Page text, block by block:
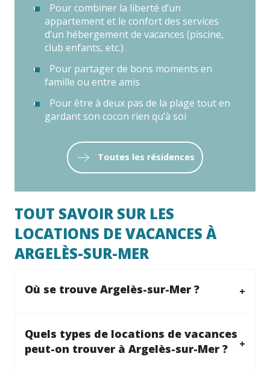
Pour combiner la liberté d’un
appartement et le confort des services
d’un hébergement de vacances (piscine,
club enfants, etc.)
Pour partager de bons moments en
famille ou entre amis
Pour être à deux pas de la plage tout en
gardant son cocon rien qu’à soi
Toutes les résidences
TOUT SAVOIR SUR LES
LOCATIONS DE VACANCES À
ARGELÈS-SUR-MER
Où se trouve Argelès-sur-Mer ?
Quels types de locations de vacances
peut-on trouver à Argelès-sur-Mer ?